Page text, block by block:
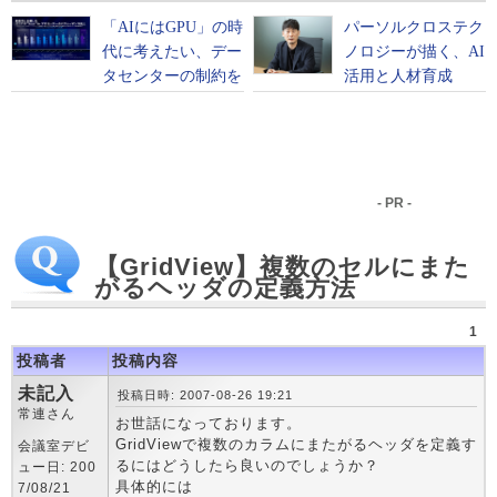
- PR -
【GridView】複数のセルにまた
がるヘッダの定義方法
1
投稿者 投稿内容
未記入
常連さん
会議室デビ
ュー日: 200
7/08/21
投稿日時: 2007-08-26 19:21
お世話になっております。
GridViewで複数のカラムにまたがるヘッダを定義す
るにはどうしたら良いのでしょうか？
具体的には